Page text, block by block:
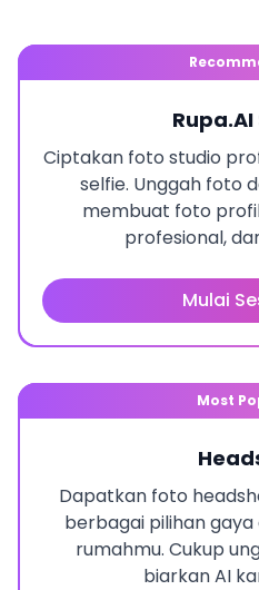
Ciptakan foto studio
selfie. Unggah foto
membuat foto
profesional,
Mulai
Most
Dapatkan foto
berbagai pilihan
rumahmu. Cukup
biarkan AI